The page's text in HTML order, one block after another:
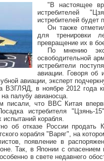
"В настоящее
истребителей
истребителей будет
Он также
для тренировки
превращение их в
По мнению
освободительной
истребители
авиации. Говоря об
авиации, эксперт
ВЗГЛЯД, в ноябре 2012 года
палубу авианосца.
что ВВС Китая
истребителя "Цзянь-
корабля.
об отказе России
корабля "Варяг", на
появление в
Так, в Японии с
в свете недавнего